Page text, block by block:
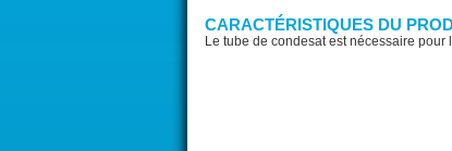
CARACTÉRISTIQUES DU
Le tube de condesat est nécessaire